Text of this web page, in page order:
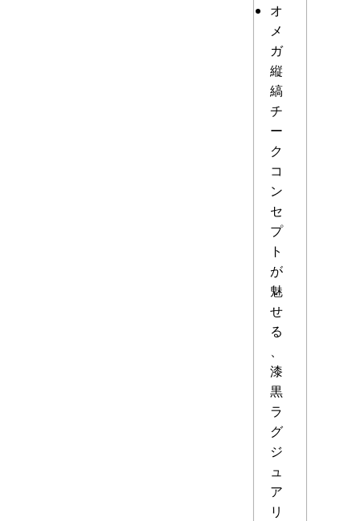
オ
メ
ガ
縦
縞
チ
ー
ク
コ
ン
セ
プ
ト
が
魅
せ
る
漆
黒
ラ
グ
ジ
ュ
ア
リ